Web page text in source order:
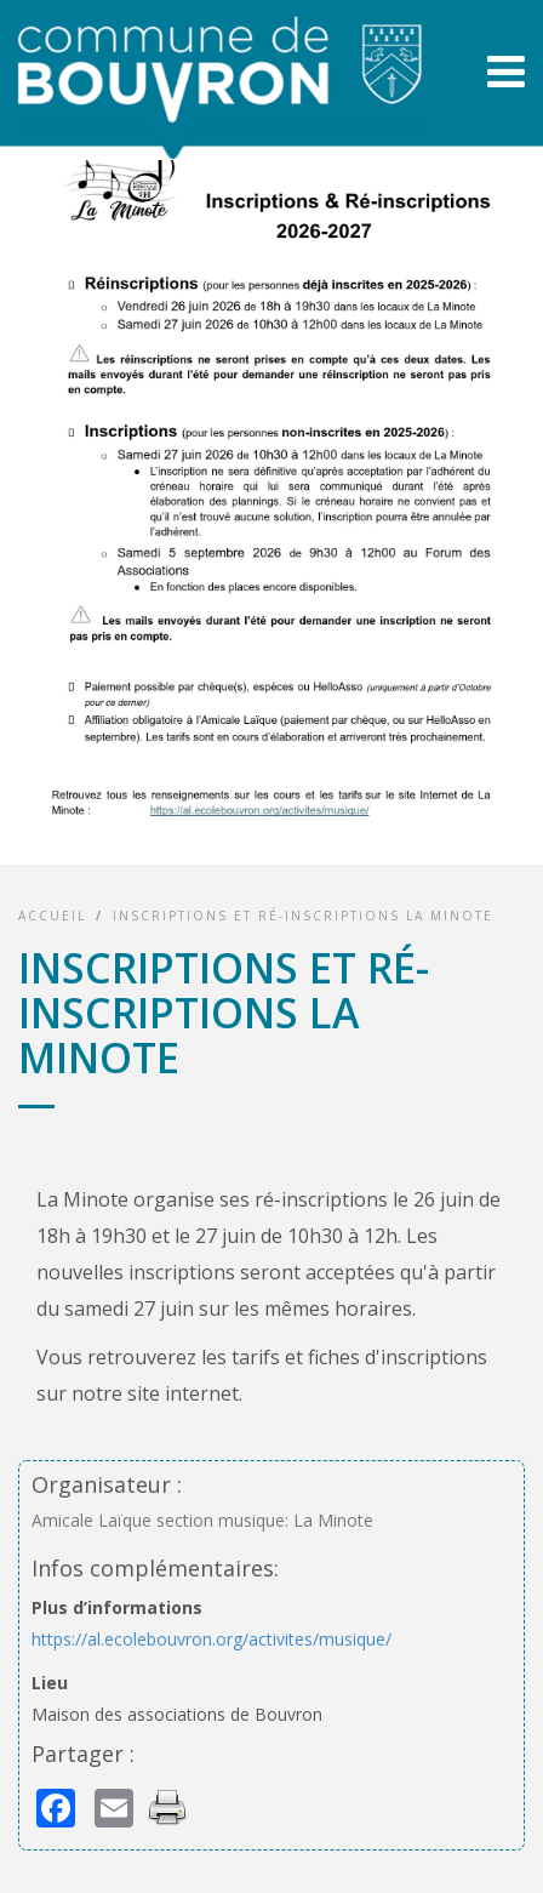
ACCUEIL / INSCRIPTIONS ET RÉ-INSCRIPTIONS LA MINOTE
INSCRIPTIONS ET RÉ-
INSCRIPTIONS LA
MINOTE
La Minote organise ses ré-inscriptions le 26 juin de
18h à 19h30 et le 27 juin de 10h30 à 12h. Les
nouvelles inscriptions seront acceptées qu'à partir
du samedi 27 juin sur les mêmes horaires.
Vous retrouverez les tarifs et fiches d'inscriptions
sur notre site internet.
Organisateur :
Amicale Laïque section musique: La Minote
Infos complémentaires:
Plus d’informations
https://al.ecolebouvron.org/activites/musique/
Lieu
Maison des associations de Bouvron
Partager :
Facebook
Email